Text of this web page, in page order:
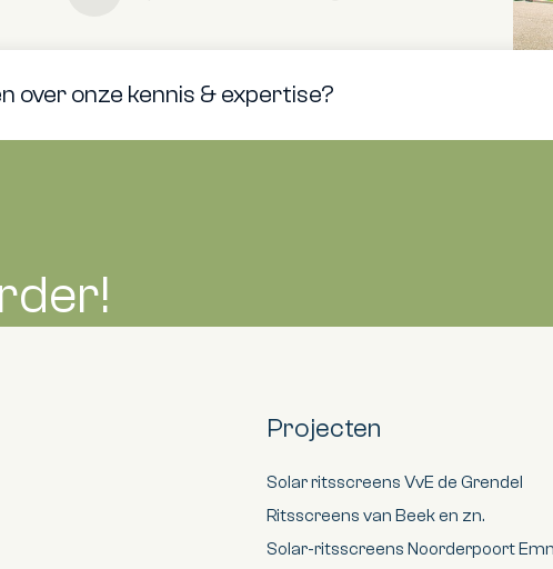
over onze kennis & expertise?
Projecten
Solar ritsscreens VvE de Grendel
Ritsscreens van Beek en zn.
Solar-ritsscreens Noorderpoort